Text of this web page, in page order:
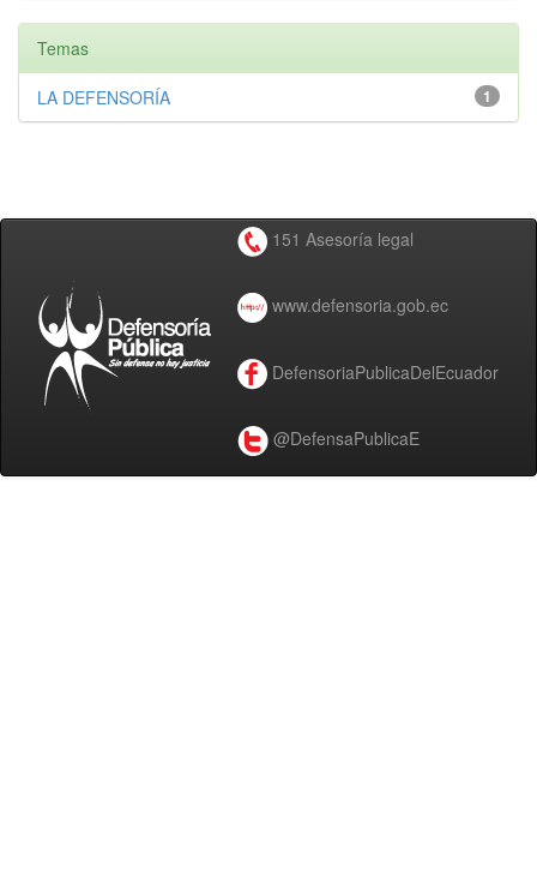
Temas
1
LA DEFENSORÍA
151 Asesoría legal
www.defensoria.gob.ec
DefensoriaPublicaDelEcuador
@DefensaPublicaE